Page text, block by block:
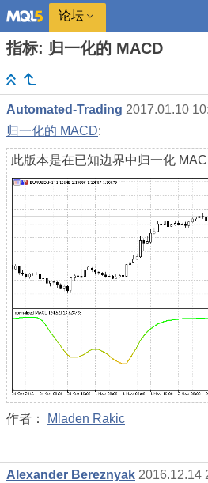
论坛
指标: 归一化的 MACD
Automated-Trading 2017.01.10
归一化的 MACD:
此版本是在已知边界中归一化
作者： Mladen Rakic
Alexander Bereznyak 2016.12.14